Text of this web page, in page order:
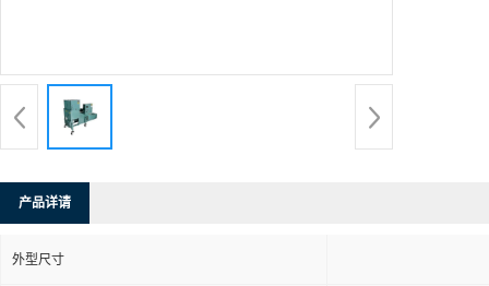
产品详请
外型尺寸